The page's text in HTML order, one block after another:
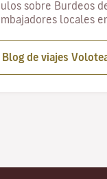
sobre Burdeos
locales
Blog de viajes